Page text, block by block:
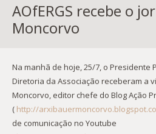
AOfERGS recebe o
Moncorvo
Na manhã de hoje, 25/7, o Presidente
Diretoria da Associação receberam a
Moncorvo, editor chefe do Blog Ação
( http://
de comunicação no Youtube